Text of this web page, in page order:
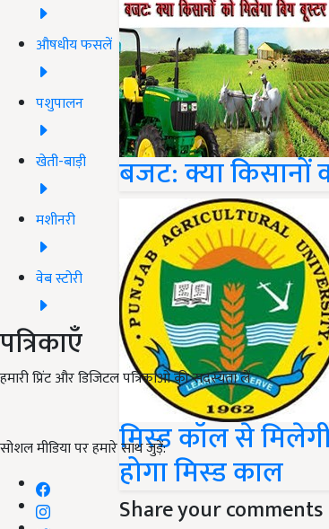
औषधीय फसलें
पशुपालन
खेती-बाड़ी
मशीनरी
वेब स्टोरी
पत्रिकाएँ
हमारी प्रिंट और डिजिटल पत्रिकाओं की सदस्यता लें
सोशल मीडिया पर हमारे साथ जुड़ें:
बजट: क्या किसानों
मिस्ड कॉल से
होगा मिस्ड काल
Share your comments